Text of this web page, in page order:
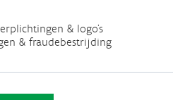
& logo's
& fraudebestrijding